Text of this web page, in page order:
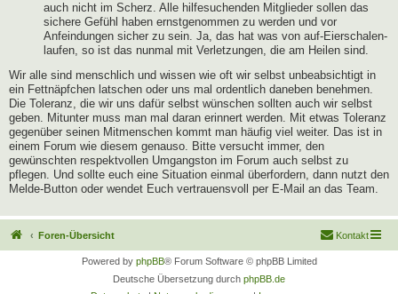
auch nicht im Scherz. Alle hilfesuchenden Mitglieder sollen das
sichere Gefühl haben ernstgenommen zu werden und vor
Anfeindungen sicher zu sein. Ja, das hat was von auf-Eierschalen-
laufen, so ist das nunmal mit Verletzungen, die am Heilen sind.
Wir alle sind menschlich und wissen wie oft wir selbst unbeabsichtigt in
ein Fettnäpfchen latschen oder uns mal ordentlich daneben benehmen.
Die Toleranz, die wir uns dafür selbst wünschen sollten auch wir selbst
geben. Mitunter muss man mal daran erinnert werden. Mit etwas Toleranz
gegenüber seinen Mitmenschen kommt man häufig viel weiter. Das ist in
einem Forum wie diesem genauso. Bitte versucht immer, den
gewünschten respektvollen Umgangston im Forum auch selbst zu
pflegen. Und sollte euch eine Situation einmal überfordern, dann nutzt den
Melde-Button oder wendet Euch vertrauensvoll per E-Mail an das Team.
Foren-Übersicht Kontakt
Powered by phpBB® Forum Software © phpBB Limited
Deutsche Übersetzung durch phpBB.de